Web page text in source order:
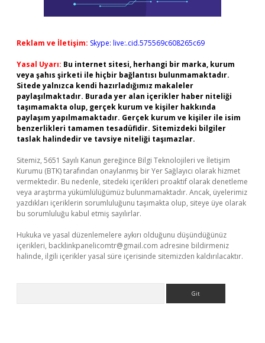
Reklam ve İletişim: Skype: live:.cid.575569c608265c69
Yasal Uyarı: Bu internet sitesi, herhangi bir marka, kurum
veya şahıs şirketi ile hiçbir bağlantısı bulunmamaktadır.
Sitede yalnızca kendi hazırladığımız makaleler
paylaşılmaktadır. Burada yer alan içerikler haber niteliği
taşımamakta olup, gerçek kurum ve kişiler hakkında
paylaşım yapılmamaktadır. Gerçek kurum ve kişiler ile isim
benzerlikleri tamamen tesadüfidir. Sitemizdeki bilgiler
taslak halindedir ve tavsiye niteliği taşımazlar.
Sitemiz, 5651 Sayılı Kanun gereğince Bilgi Teknolojileri ve İletişim
Kurumu (BTK) tarafından onaylanmış bir Yer Sağlayıcı olarak hizmet
vermektedir. Bu nedenle, sitedeki içerikleri proaktif olarak denetleme
veya araştırma yükümlülüğümüz bulunmamaktadır. Ancak, üyelerimiz
yazdıkları içeriklerin sorumluluğunu taşımakta olup, siteye üye olarak
bu sorumluluğu kabul etmiş sayılırlar.
Hukuka ve yasal düzenlemelere aykırı olduğunu düşündüğünüz
içerikleri, backlinkpanelicomtr@gmail.com adresine bildirmeniz
halinde, ilgili içerikler yasal süre içerisinde sitemizden kaldırılacaktır.